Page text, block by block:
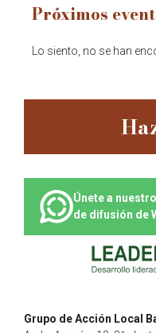
Próximos
Lo siento, no se han
Únete a
de difusión de
Grupo de Acción Local